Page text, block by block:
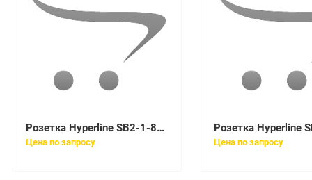
Розетка Hyperline SB2-1-8P8C-C5e-WH
Цена по запросу Цена по запросу